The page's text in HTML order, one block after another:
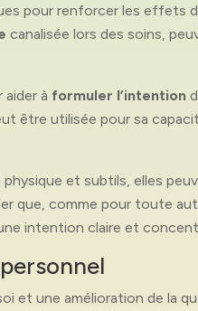
pour renforcer les effets
canalisée lors des soins,
à formuler l’intention
être utilisée pour sa
et subtils, elles
que, comme pour toute
intention claire et
et une amélioration de la